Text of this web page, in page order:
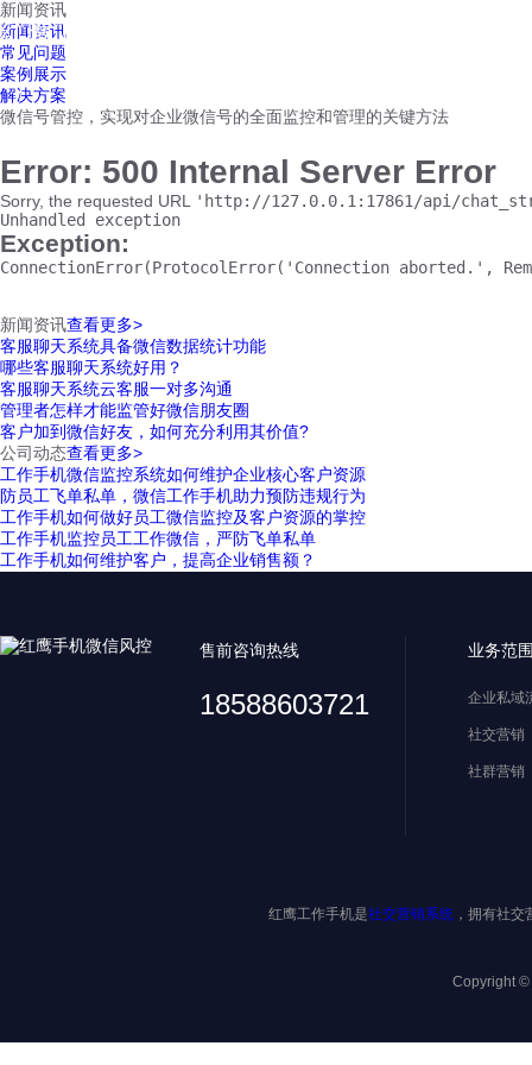
红鹰工作手机
新闻资讯
新闻资讯
常见问题
案例展示
解决方案
微信号管控，实现对企业微信号的全面监控和管理的关键方法
Error: 500 Internal Server Error
Sorry, the requested URL 'http://127.0.0.1:17861/api/
Unhandled exception
Exception:
ConnectionError(ProtocolError('Connection aborted.',
新闻资讯查看更多>
客服聊天系统具备微信数据统计功能
哪些客服聊天系统好用？
客服聊天系统云客服一对多沟通
管理者怎样才能监管好微信朋友圈
客户加到微信好友，如何充分利用其价值?
公司动态查看更多>
工作手机微信监控系统如何维护企业核心客户资源
防员工飞单私单，微信工作手机助力预防违规行为
工作手机如何做好员工微信监控及客户资源的掌控
工作手机监控员工工作微信，严防飞单私单
工作手机如何维护客户，提高企业销售额？
售前咨询热线
18588603721
业务范
企业私域
社交营销
社群营销
红鹰工作手机是社交营销系统 ，拥有社
Copyright ©